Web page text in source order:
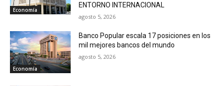
Economía
ENTORNO INTERNACIONAL
agosto 5, 2026
Economía
Banco Popular escala 17 posiciones en los
mil mejores bancos del mundo
agosto 5, 2026